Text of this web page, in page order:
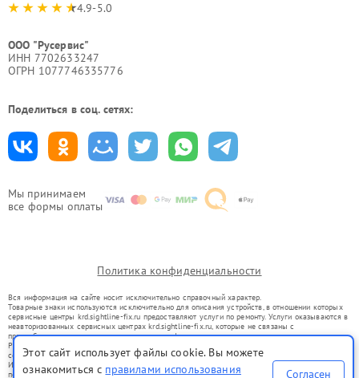
Мы принимаем
все формы оплаты
4.9-5.0
ООО "Русервис"
ИНН 7702633247
ОГРН 1077746335776
Поделиться в соц. сетях:
Политика конфиденциальности
Вся информация на сайте носит исключительно справочный характер.
Товарные знаки используются исключительно для описания устройств, в отношении которых
сервисные центры krd.sightline-fix.ru предоставляют услуги по ремонту. Услуги оказываются в
неавторизованных сервисных центрах krd.sightline-fix.ru, которые не связаны с
правообладателями товарных знаков или их официальными представителями.
Ремонт осуществляется для устройств, уже введенных в гражданский оборот в соответствии
со статьей 1487 ГК РФ.
Использование товарных знаков не преследует цели индивидуализации услуг или введения
потребителей в заблуждение, а служит для информирования о предоставляемых услугах по
Этот сайт использует файлы cookie. Вы можете
ознакомиться с правилами использования Согласен